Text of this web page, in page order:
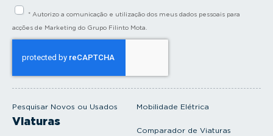
Pesquisar Novos ou Usados
Viaturas
Mobilidade Elétrica
Comparador de Viaturas
* Autorizo a comunicação e utilização dos meus dados pessoais para
acções de Marketing do Grupo Filinto Mota.